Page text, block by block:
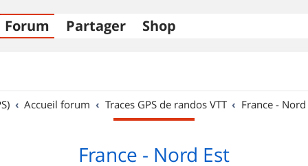
Forum Partager Shop
Accueil forum Traces GPS de randos VTT France - Nord
France - Nord Est